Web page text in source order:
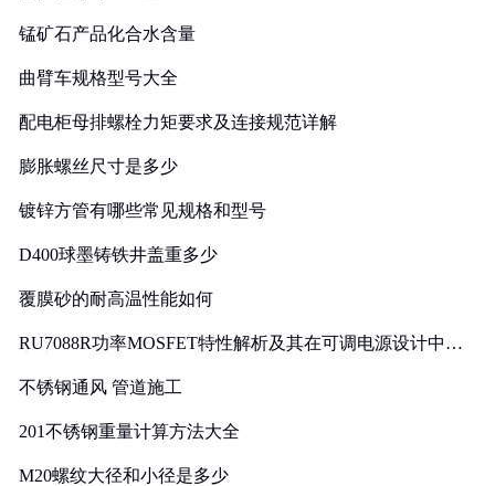
锰矿石产品化合水含量
曲臂车规格型号大全
配电柜母排螺栓力矩要求及连接规范详解
膨胀螺丝尺寸是多少
镀锌方管有哪些常见规格和型号
D400球墨铸铁井盖重多少
覆膜砂的耐高温性能如何
RU7088R功率MOSFET特性解析及其在可调电源设计中的
不锈钢通风 管道施工
201不锈钢重量计算方法大全
M20螺纹大径和小径是多少